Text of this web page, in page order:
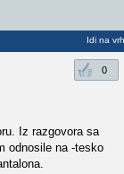
Idi na vrh
0
Iz razgovora sa
odnosile na -tesko